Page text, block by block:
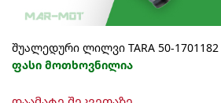
შუალედური ლილვი TARA 50-1701182
ფასი მოთხოვნილია